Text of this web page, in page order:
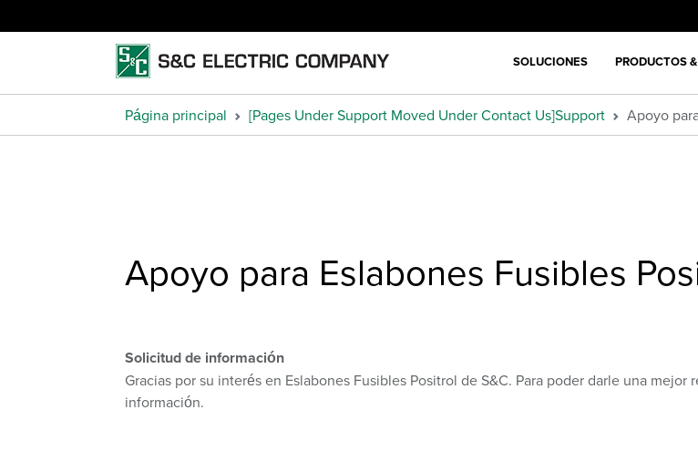
SOLUCIONES PRODUCTOS
Página principal [Pages Under Support Moved Under Contact Us]Support Apoyo
Apoyo para Eslabones Fusibles
Solicitud de información
Gracias por su interés en Eslabones Fusibles Positrol de S&C. Para poder darle una
información.